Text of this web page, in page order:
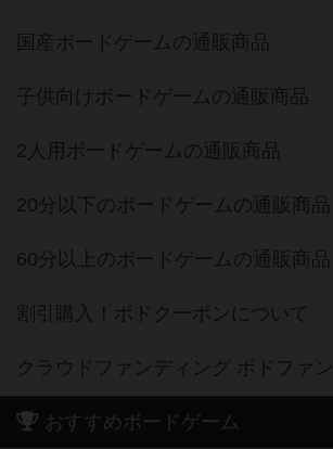
国産ボードゲームの通販商品
子供向けボードゲームの通販商品
2人用ボードゲームの通販商品
20分以下のボードゲームの通販商品
60分以上のボードゲームの通販商品
割引購入！ボドクーポンについて
クラウドファンディング ボドファン
おすすめボードゲーム